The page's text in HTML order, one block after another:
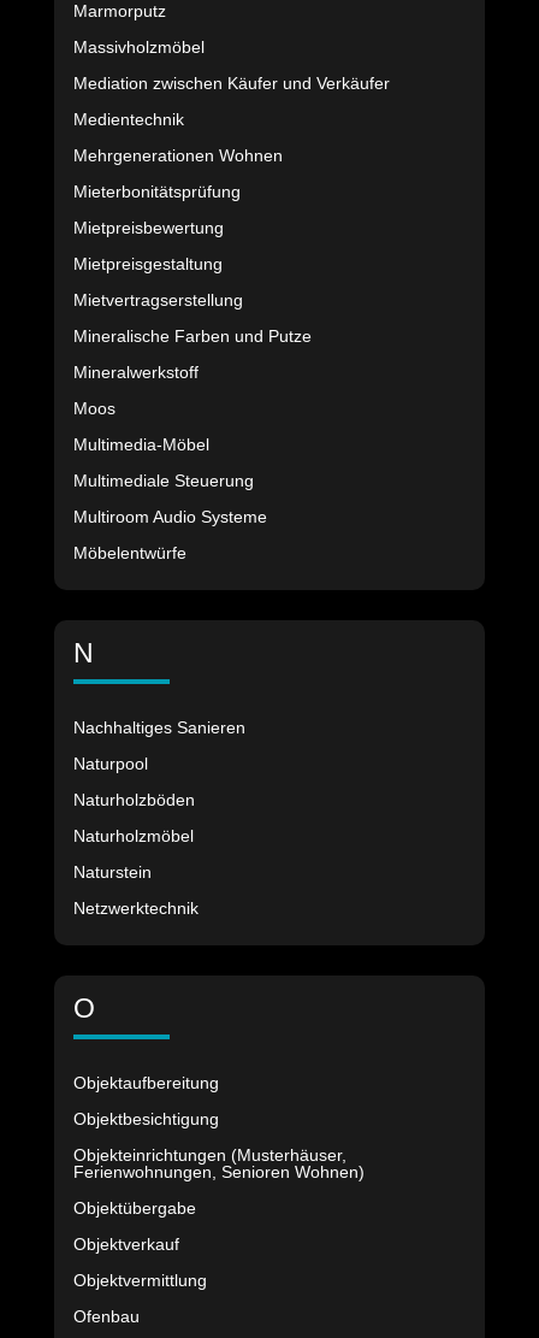
Marmorputz
Massivholzmöbel
Mediation zwischen Käufer und Verkäufer
Medientechnik
Mehrgenerationen Wohnen
Mieterbonitätsprüfung
Mietpreisbewertung
Mietpreisgestaltung
Mietvertragserstellung
Mineralische Farben und Putze
Mineralwerkstoff
Moos
Multimedia-Möbel
Multimediale Steuerung
Multiroom Audio Systeme
Möbelentwürfe
N
Nachhaltiges Sanieren
Naturpool
Naturholzböden
Naturholzmöbel
Naturstein
Netzwerktechnik
O
Objektaufbereitung
Objektbesichtigung
Objekteinrichtungen (Musterhäuser,
Ferienwohnungen, Senioren Wohnen)
Objektübergabe
Objektverkauf
Objektvermittlung
Ofenbau